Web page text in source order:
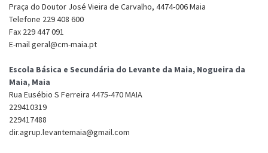
Praça do Doutor José Vieira de Carvalho, 4474-006 Maia
Telefone 229 408 600
Fax 229 447 091
E-mail geral@cm-maia.pt
Escola Básica e Secundária do Levante da Maia, Nogueira da
Maia, Maia
Rua Eusébio S Ferreira 4475-470 MAIA
229410319
229417488
dir.agrup.levantemaia@gmail.com